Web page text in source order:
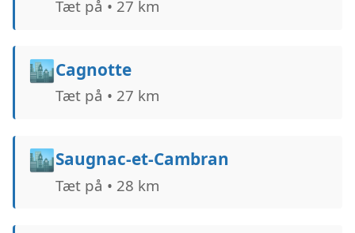
Tæt på • 27 km
🏙️Cagnotte
Tæt på • 27 km
🏙️Saugnac-et-Cambran
Tæt på • 28 km